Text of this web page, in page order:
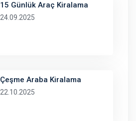
15 Günlük Araç Kiralama
24.09.2025
Çeşme Araba Kiralama
22.10.2025